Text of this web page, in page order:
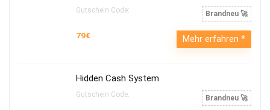
Gutschein Code: Brandneu 🚀
79€ Mehr erfahren
Hidden Cash System
Gutschein Code: Brandneu 🚀